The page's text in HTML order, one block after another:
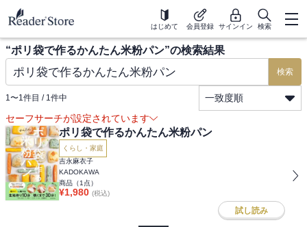
はじめて 会員登録 サインイン 検索
“ポリ袋で作るかんたん米粉パン”の検索結果
検索
1〜1件目 / 1件中
一致度順
セーフサーチが設定されています
ポリ袋で作るかんたん米粉パン
くらし・家庭
吉永麻衣子
KADOKAWA
商品（1 点）
¥1,980 (税込)
試し読み